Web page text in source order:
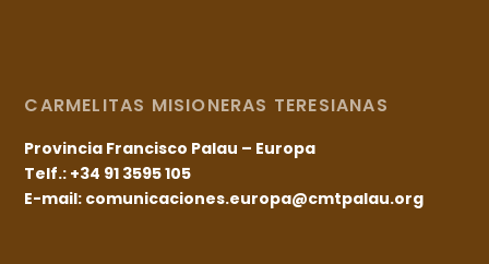
CARMELITAS MISIONERAS TERESIANAS
Provincia Francisco Palau – Europa
Telf.: +34 91 3595 105
E-mail: comunicaciones.europa@cmtpalau.org